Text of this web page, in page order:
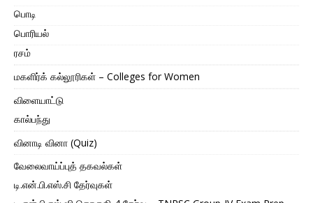
பொடி
பொரியல்
ரசம்
மகளிர்க் கல்லூரிகள் – Colleges for Women
விளையாட்டு
கால்பந்து
வினாடி வினா (Quiz)
வேலைவாய்ப்புத் தகவல்கள்
டி.என்.பி.எஸ்.சி தேர்வுகள்